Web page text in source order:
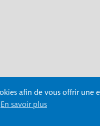
afin de vous offrir une
En savoir plus